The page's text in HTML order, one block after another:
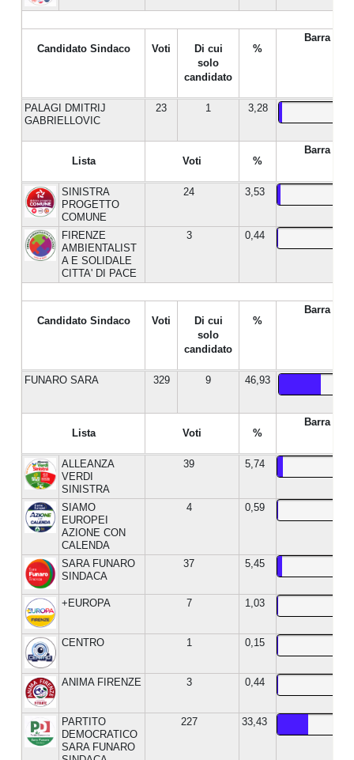
Candidato Sindaco Voti
Di cui
solo
candidato
%
Barra %
PALAGI DMITRIJ
GABRIELLOVIC
23 1 3,28
Lista Voti %
Barra %
SINISTRA
PROGETTO
COMUNE
24 3,53
FIRENZE
AMBIENTALIST
A E SOLIDALE
CITTA' DI PACE
3 0,44
Candidato Sindaco Voti
Di cui
solo
candidato
%
Barra %
FUNARO SARA 329 9 46,93
Lista Voti %
Barra %
ALLEANZA
VERDI
SINISTRA
39 5,74
SIAMO
EUROPEI
AZIONE CON
CALENDA
4 0,59
SARA FUNARO
SINDACA
37 5,45
+EUROPA 7 1,03
CENTRO 1 0,15
ANIMA FIRENZE 3 0,44
PARTITO
DEMOCRATICO
SARA FUNARO
227 33,43